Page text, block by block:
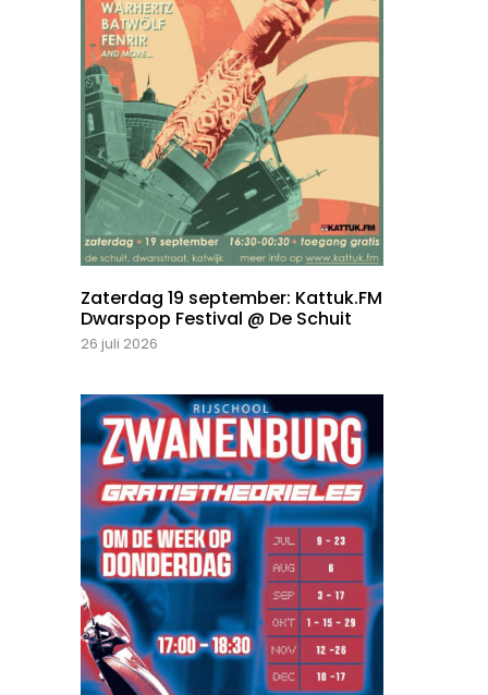
Zaterdag 19 september: Kattuk.FM
Dwarspop Festival @ De Schuit
26 juli 2026